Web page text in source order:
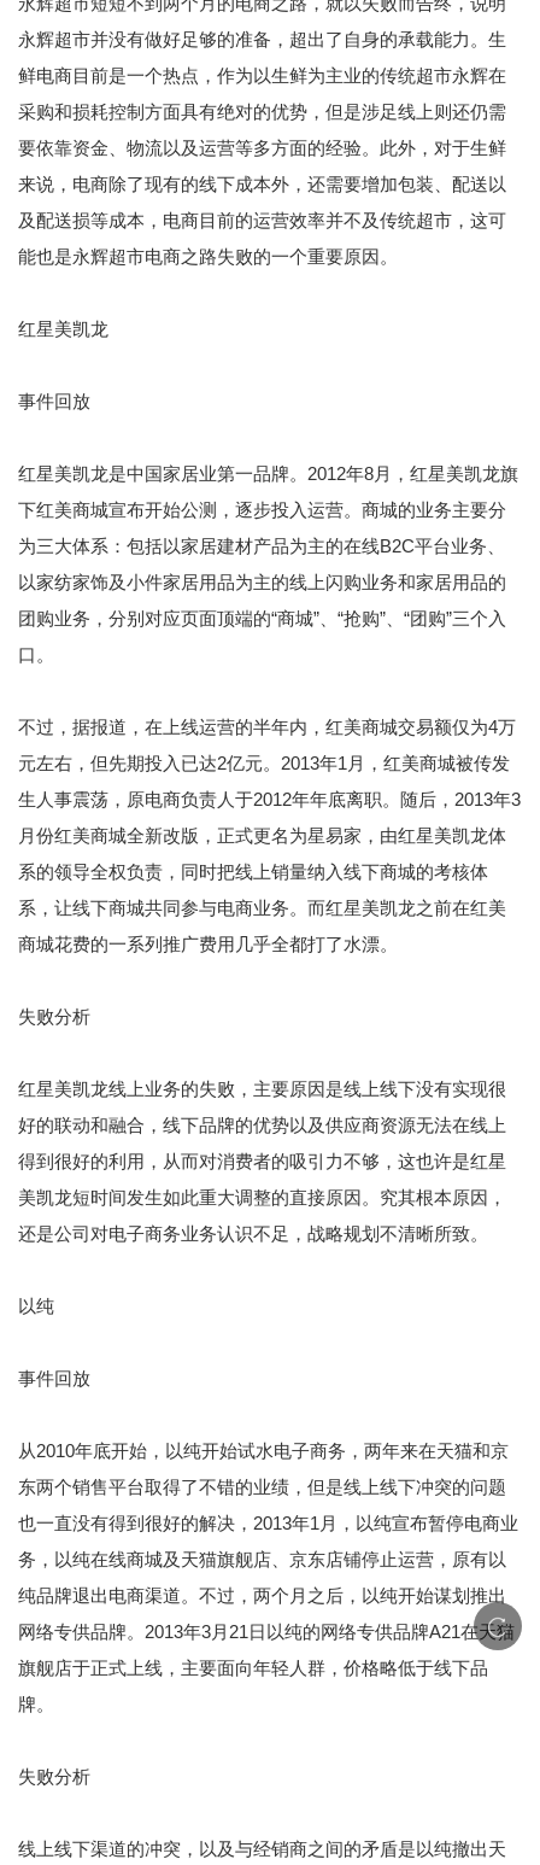
永辉超市并没有做好足够的准备，超出了自身的承载能力。生
鲜电商目前是一个热点，作为以生鲜为主业的传统超市永辉在
采购和损耗控制方面具有绝对的优势，但是涉足线上则还仍需
要依靠资金、物流以及运营等多方面的经验。此外，对于生鲜
来说，电商除了现有的线下成本外，还需要增加包装、配送以
及配送损等成本，电商目前的运营效率并不及传统超市，这可
能也是永辉超市电商之路失败的一个重要原因。
红星美凯龙
事件回放
红星美凯龙是中国家居业第一品牌。2012年8月，红星美凯龙旗
下红美商城宣布开始公测，逐步投入运营。商城的业务主要分
为三大体系：包括以家居建材产品为主的在线B2C平台业务、
以家纺家饰及小件家居用品为主的线上闪购业务和家居用品的
团购业务，分别对应页面顶端的“商城”、“抢购”、“团购”三个入
口。
不过，据报道，在上线运营的半年内，红美商城交易额仅为4万
元左右，但先期投入已达2亿元。2013年1月，红美商城被传发
生人事震荡，原电商负责人于2012年年底离职。随后，2013年3
月份红美商城全新改版，正式更名为星易家，由红星美凯龙体
系的领导全权负责，同时把线上销量纳入线下商城的考核体
系，让线下商城共同参与电商业务。而红星美凯龙之前在红美
商城花费的一系列推广费用几乎全都打了水漂。
失败分析
红星美凯龙线上业务的失败，主要原因是线上线下没有实现很
好的联动和融合，线下品牌的优势以及供应商资源无法在线上
得到很好的利用，从而对消费者的吸引力不够，这也许是红星
美凯龙短时间发生如此重大调整的直接原因。究其根本原因，
还是公司对电子商务业务认识不足，战略规划不清晰所致。
以纯
事件回放
从2010年底开始，以纯开始试水电子商务，两年来在天猫和京
东两个销售平台取得了不错的业绩，但是线上线下冲突的问题
也一直没有得到很好的解决，2013年1月，以纯宣布暂停电商业
务，以纯在线商城及天猫旗舰店、京东店铺停止运营，原有以
纯品牌退出电商渠道。不过，两个月之后，以纯开始谋划推出
网络专供品牌。2013年3月21日以纯的网络专供品牌A21在天猫
旗舰店于正式上线，主要面向年轻人群，价格略低于线下品
牌。
失败分析
线上线下渠道的冲突，以及与经销商之间的矛盾是以纯撤出天